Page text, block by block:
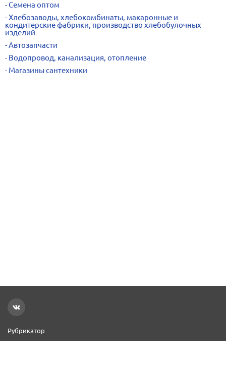
Семена оптом
Хлебозаводы, хлебокомбинаты, макаронные и
кондитерские фабрики, производство хлебобулочных
изделий
Автозапчасти
Водопровод, канализация, отопление
Магазины сантехники
Рубрикатор